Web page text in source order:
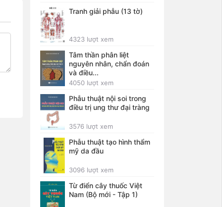
Tranh giải phẫu (13 tờ)
4323 lượt xem
Tâm thần phân liệt
nguyên nhân, chẩn đoán
và điều...
4050 lượt xem
Phẫu thuật nội soi trong
điều trị ung thư đại tràng
3576 lượt xem
Phẫu thuật tạo hình thẩm
mỹ da đầu
3096 lượt xem
Từ điển cây thuốc Việt
Nam (Bộ mới - Tập 1)